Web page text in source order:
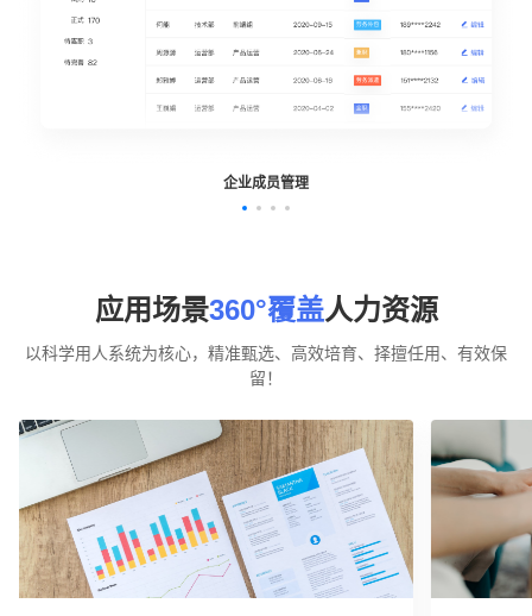
企业成员管理
应用场景360°覆盖人力资源
以科学用人系统为核心，精准甄选、高效培育、择擅任用、有效保
留！